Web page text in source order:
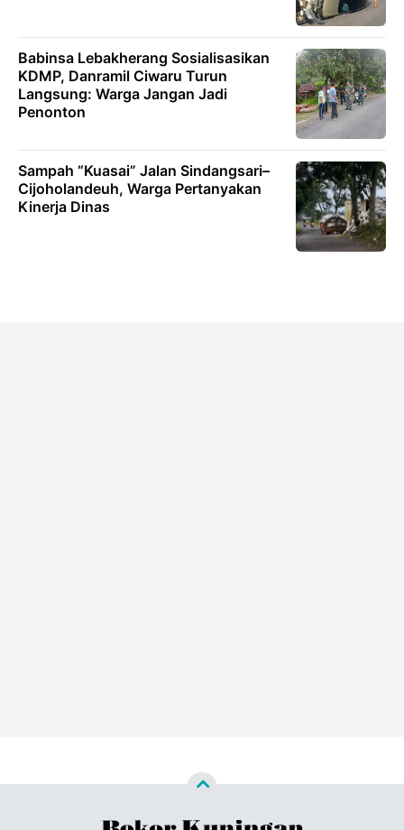
Babinsa Lebakherang Sosialisasikan
KDMP, Danramil Ciwaru Turun
Langsung: Warga Jangan Jadi
Penonton
Sampah “Kuasai” Jalan Sindangsari–
Cijoholandeuh, Warga Pertanyakan
Kinerja Dinas